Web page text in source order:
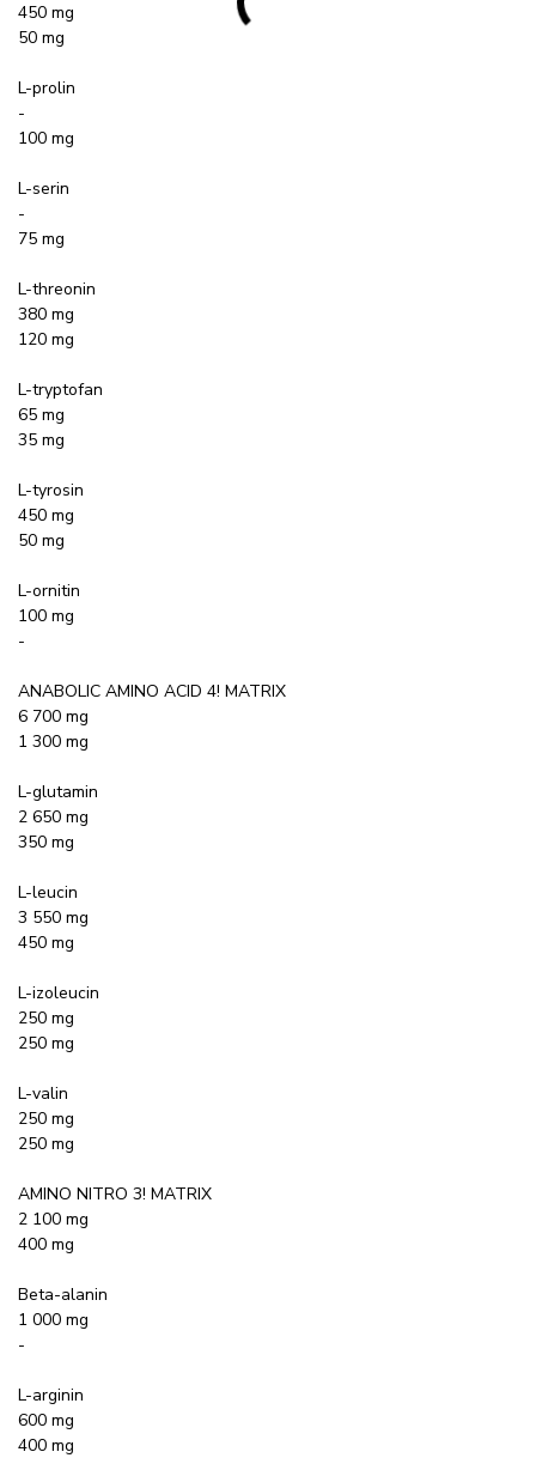
450 mg
50 mg
L-prolin
-
100 mg
L-serin
-
75 mg
L-threonin
380 mg
120 mg
L-tryptofan
65 mg
35 mg
L-tyrosin
450 mg
50 mg
L-ornitin
100 mg
-
ANABOLIC AMINO ACID 4! MATRIX
6 700 mg
1 300 mg
L-glutamin
2 650 mg
350 mg
L-leucin
3 550 mg
450 mg
L-izoleucin
250 mg
250 mg
L-valin
250 mg
250 mg
AMINO NITRO 3! MATRIX
2 100 mg
400 mg
Beta-alanin
1 000 mg
-
L-arginin
600 mg
400 mg